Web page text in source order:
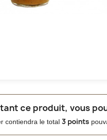
ce produit, vous
contiendra le total3 points